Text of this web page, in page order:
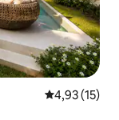
Évaluation
4,93 (15)